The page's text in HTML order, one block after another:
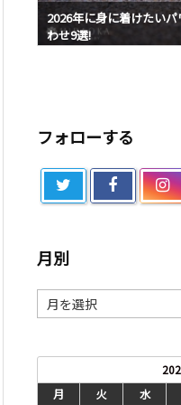
2026年に身に着けたい
わせ9選!
フォローする
月別
別
月
火 水